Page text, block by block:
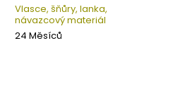
Vlasce, šňůry, lanka,
návazcový materiál
24 Měsíců